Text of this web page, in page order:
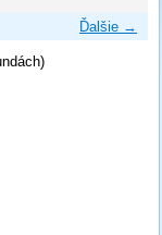
Ďalšie →